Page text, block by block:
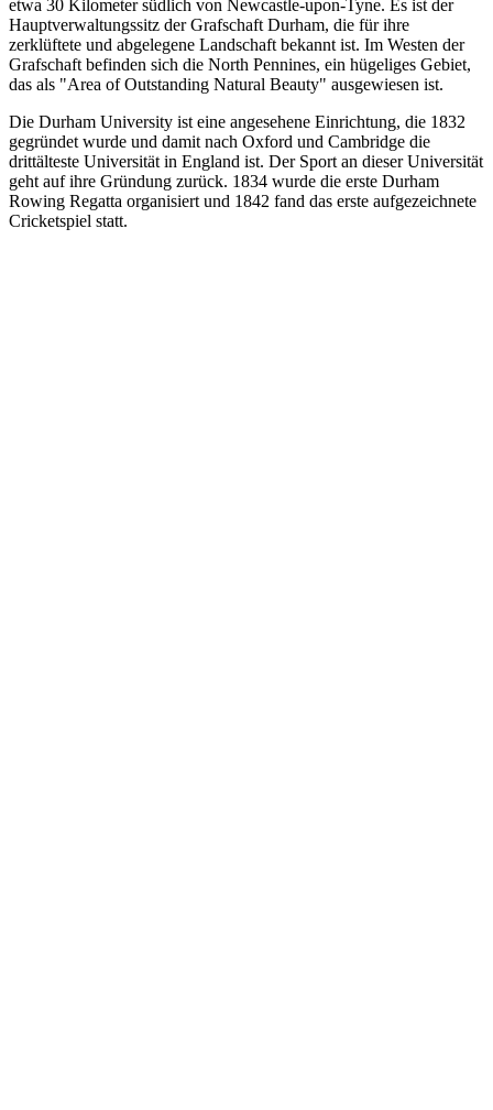
Die Durham University ist eine angesehene Einrichtung, die 1832
gegründet wurde und damit nach Oxford und Cambridge die
drittälteste Universität in England ist. Der Sport an dieser Universität
geht auf ihre Gründung zurück. 1834 wurde die erste Durham
Cricketspiel statt.